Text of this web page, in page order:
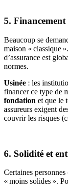
5. Financement
Beaucoup se
maison « classique
d’assurance est
normes.
Usinée : les
financer ce type de
fondation et que le
assureurs exigent
couvrir les risques
6. Solidité et
Certaines
« moins solides ».